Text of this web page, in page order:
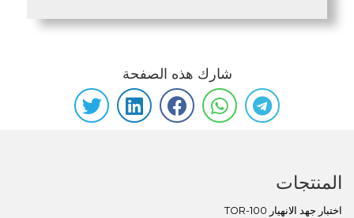
شارك هذه الصفحة
المنتجات
اختبار جهد الانهيار TOR-100